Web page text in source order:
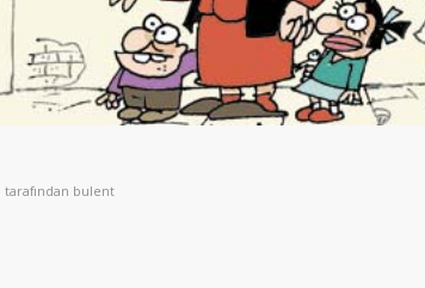
tarafından bulent